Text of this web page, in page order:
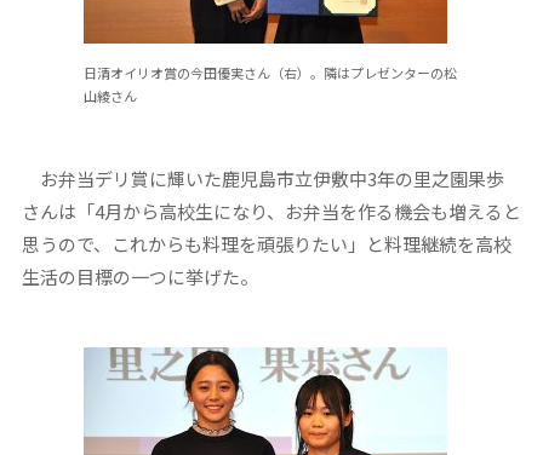
日清オイリオ賞の今田優実さん（右）。隣はプレゼンターの松
山綾さん
お弁当デリ賞に輝いた鹿児島市立伊敷中3年の里之園果歩
さんは「4月から高校生になり、お弁当を作る機会も増えると
思うので、これからも料理を頑張りたい」と料理継続を高校
生活の目標の一つに挙げた。